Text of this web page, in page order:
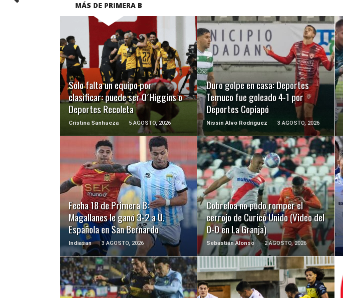
MÁS DE PRIMERA B
Sólo falta un equipo por
clasificar: puede ser O´Higgins o
Deportes Recoleta
Cristina Sanhueza 5 AGOSTO, 2026
LEER MÁS
Duro golpe en casa: Deportes
Temuco fue goleado 4-1 por
Deportes Copiapó
Nissin Alvo Rodríguez 3 AGOSTO, 2026
LEER MÁS
Fecha 18 de Primera B:
Magallanes le ganó 3-2 a U.
Española en San Bernardo
Indiasan 3 AGOSTO, 2026
LEER MÁS
Cobreloa no pudo romper el
cerrojo de Curicó Unido (Video del
0-0 en La Granja)
Sebastián Alonso 2 AGOSTO, 2026
LEER MÁS